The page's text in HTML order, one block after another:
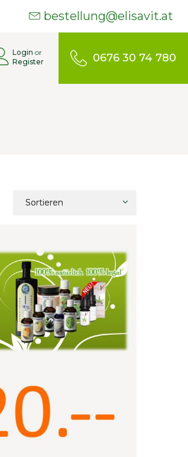
bestellung@elisavit.at
Login or
Register
0676 30 74 780